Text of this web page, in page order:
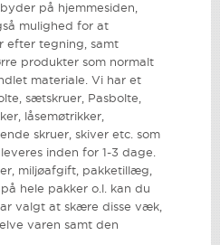
på hjemmesiden,
mulighed for at
efter tegning, samt
produkter som normalt
materiale. Vi har et
sætskruer, Pasbolte,
låsemøtrikker,
skruer, skiver etc. som
inden for 1-3 dage.
miljøafgift, pakketillæg,
hele pakker o.l. kan du
valgt at skære disse væk,
varen samt den